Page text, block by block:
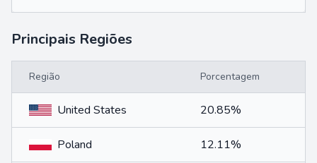
Principais Regiões
Região Porcentagem
United States 20.85%
Poland 12.11%